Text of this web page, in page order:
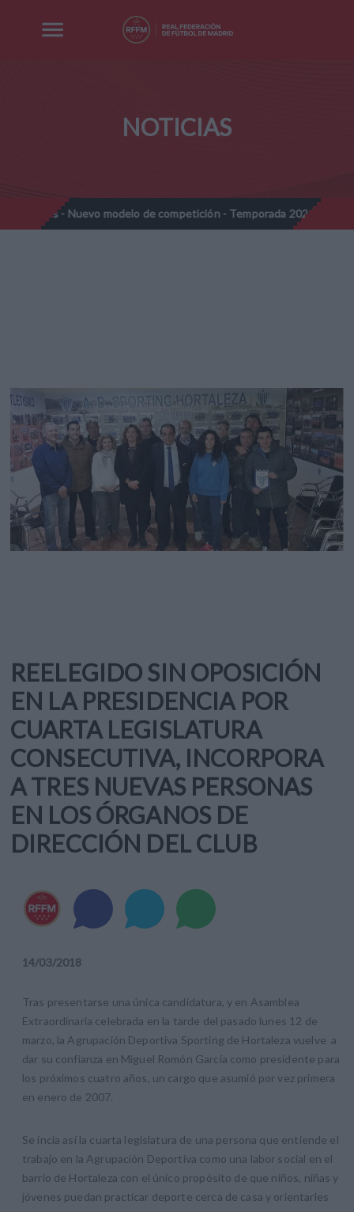
NOTICIAS
- Nuevo modelo de competición - Temporada 2026-2027
REELEGIDO SIN OPOSICIÓN
EN LA PRESIDENCIA POR
CUARTA LEGISLATURA
CONSECUTIVA, INCORPORA
A TRES NUEVAS PERSONAS
EN LOS ÓRGANOS DE
DIRECCIÓN DEL CLUB
14/03/2018
Tras presentarse una única candidatura, y en Asamblea
Extraordinaria celebrada en la tarde del pasado lunes 12 de
marzo, la Agrupación Deportiva Sporting de Hortaleza vuelve a
dar su confianza en Miguel Romón García como presidente para
los próximos cuatro años, un cargo que asumió por vez primera
en enero de 2007.
Se incia así la cuarta legislatura de una persona que entiende el
trabajo en la Agrupación Deportiva como una labor social en el
barrio de Hortaleza con el único propósito de que niños, niñas y
jóvenes puedan practicar deporte cerca de casa y orientarles